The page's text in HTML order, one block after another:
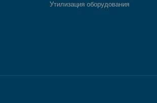
Утилизация оборудования